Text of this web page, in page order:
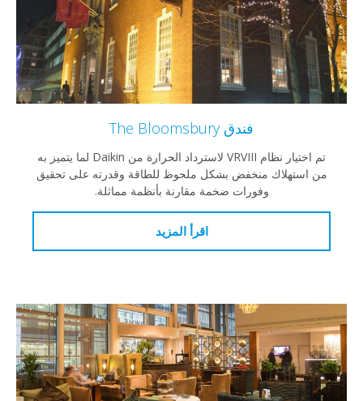
فندق The Bloomsbury
تم اختيار نظام VRVIII لاسترداد الحرارة من Daikin لما يتميز به
من استهلاك منخفض بشكل ملحوظ للطاقة وقدرته على تحقيق
وفورات ضخمة مقارنة بأنظمة مماثلة.
اقرأ المزيد